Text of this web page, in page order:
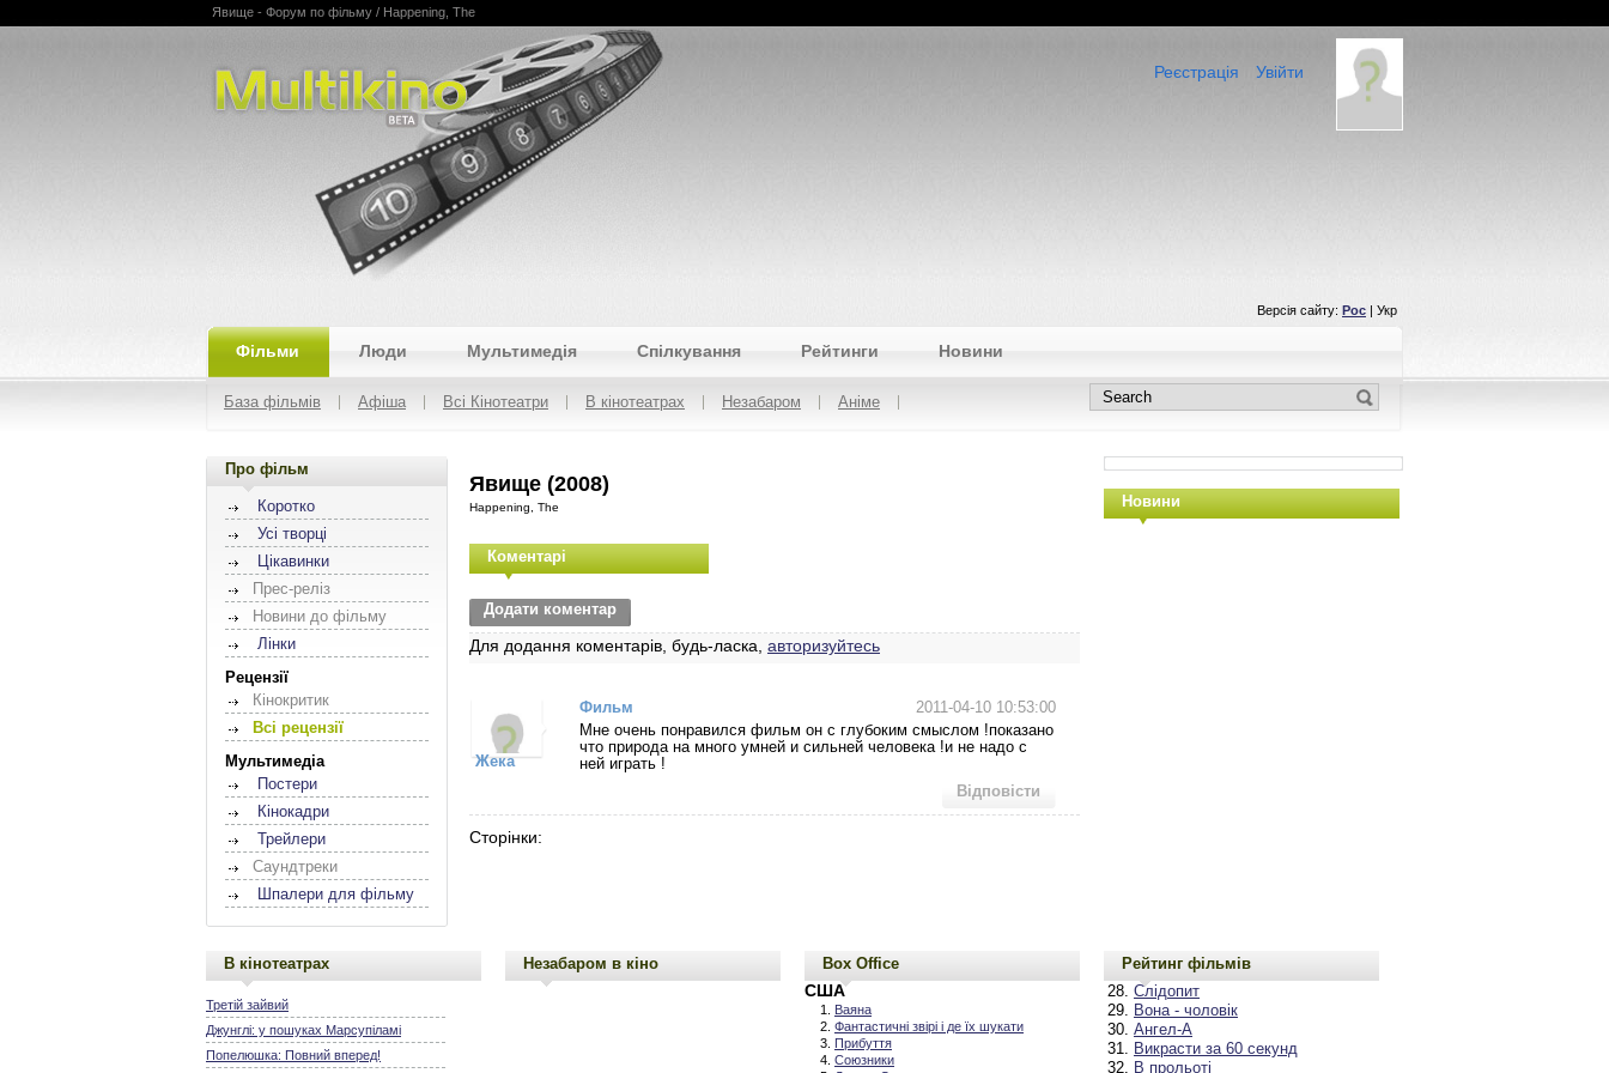
Multikino
Явище - Форум по фільму / Happening, The
Увійти
Реєстрація
Версія сайту: Рос | Укр
Фільми Люди Мультимедія Спілкування Рейтинги Новини
База фільмів Афіша Всі Кінотеатри В кінотеатрах Незабаром Аніме
Про фільм
Коротко
Усі творці
Цікавинки
Прес-реліз
Новини до фільму
Лінки
Рецензії
Кінокритик
Всі рецензії
Мультимедіа
Постери
Кінокадри
Трейлери
Саундтреки
Шпалери для фільму
Явище (2008)
Happening, The
Коментарі
Додати коментар
Для додання коментарів, будь-ласка, авторизуйтесь
Жека
Фильм
2011-04-10 10:53:00
Мне очень понравился фильм он с глубоким смыслом !показано
что природа на много умней и сильней человека !и не надо с
ней играть !
Відповісти
Сторінки:
Новини
В кінотеатрах
Третій зайвий
Джунглі: у пошуках Марсупіламі
Попелюшка: Повний вперед!
Незабаром в кіно Box Office
США
Ваяна
Фантастичні звірі і де їх шукати
Прибуття
Союзники
Рейтинг фільмів
Слідопит
Вона - чоловік
Ангел-А
Викрасти за 60 секунд
В прольоті